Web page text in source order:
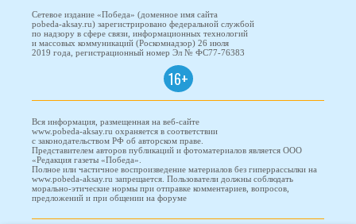
Сетевое издание «Победа» (доменное имя сайта
pobeda-aksay.ru) зарегистрировано федеральной службой
по надзору в сфере связи, информационных технологий
и массовых коммуникаций (Роскомнадзор) 26 июля
2019 года, регистрационный номер Эл № ФС77-76383
16+
Вся информация, размещенная на веб-сайте
www.pobeda-aksay.ru охраняется в соответствии
с законодательством РФ об авторском праве.
Представителем авторов публикаций и фотоматериалов является ООО
«Редакция газеты «Победа».
Полное или частичное воспроизведение материалов без гиперрассылки на
www.pobeda-aksay.ru запрещается. Пользователи должны соблюдать
морально-этические нормы при отправке комментариев, вопросов,
предложений и при общении на форуме